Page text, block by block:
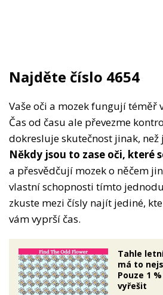
Najděte číslo 4654
Vaše oči a mozek fungují téměř
Čas od času ale převezme
dokresluje skutečnost jinak,
Někdy jsou to zase oči, které
a přesvědčují mozek o něčem
vlastní schopnosti tímto
zkuste mezi čísly najít jediné,
vám vyprší čas.
Tahle
má to
Pouze 1
vyřešit